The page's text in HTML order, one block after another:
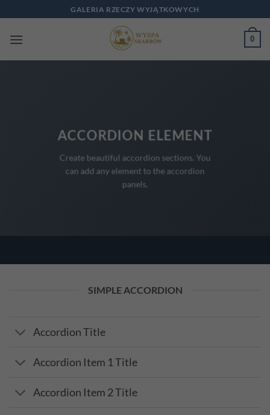
do
zawartości
GALERIA RZECZY WYJĄTKOWYCH
0
ACCORDION ELEMENT
Create beautiful accordion sections. You
can add any element to the accordion
panels.
SIMPLE ACCORDION
Accordion Title
Accordion Item 1 Title
Accordion Item 2 Title